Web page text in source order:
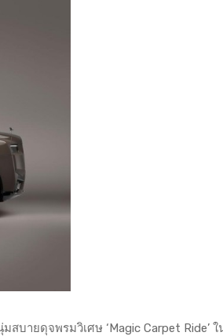
บายดุจพรมวิเศษ ‘Magic Carpet Ride’ ใ